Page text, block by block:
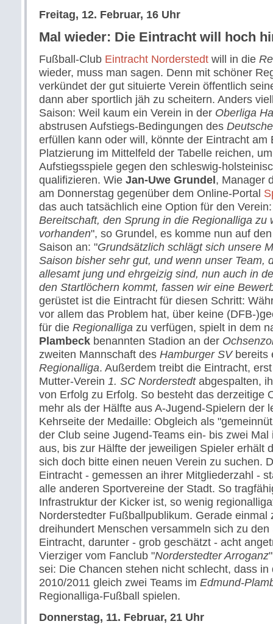
Freitag, 12. Februar, 16 Uhr
Mal wieder: Die Eintracht will hoch
Fußball-Club Eintracht Norderstedt will in die
wieder, muss man sagen. Denn mit schöner
verkündet der gut situierte Verein öffentlich
dann aber sportlich jäh zu scheitern. Anders
Saison: Weil kaum ein Verein in der Oberliga
abstrusen Aufstiegs-Bedingungen des
erfüllen kann oder will, könnte der Eintracht am
Platzierung im Mittelfeld der Tabelle reichen,
Aufstiegsspiele gegen den schleswig-
qualifizieren. Wie Jan-Uwe Grundel, Manager
am Donnerstag gegenüber dem Online-Portal
das auch tatsächlich eine Option für den
Bereitschaft, den Sprung in die Regionalliga zu
vorhanden", so Grundel, es komme nun auf
Saison an: "Grundsätzlich schlägt sich unsere
Saison bisher sehr gut, und wenn unser Team,
allesamt jung und ehrgeizig sind, nun auch in
den Startlöchern kommt, fassen wir eine
gerüstet ist die Eintracht für diesen Schritt:
vor allem das Problem hat, über keine (DFB-
für die Regionalliga zu verfügen, spielt in dem
Plambeck benannten Stadion an der
zweiten Mannschaft des Hamburger SVbereits
Regionalliga. Außerdem treibt die Eintracht,
Mutter-Verein 1. SC Norderstedtabgespalten,
von Erfolg zu Erfolg. So besteht das derzeitige
mehr als der Hälfte aus A-Jugend-Spielern der
Kehrseite der Medaille: Obgleich als
der Club seine Jugend-Teams ein- bis zwei
aus, bis zur Hälfte der jeweiligen Spieler erhält
sich doch bitte einen neuen Verein zu suchen.
Eintracht - gemessen an ihrer Mitgliederzahl -
alle anderen Sportvereine der Stadt. So
Infrastruktur der Kicker ist, so wenig
Norderstedter Fußballpublikum. Gerade einmal
dreihundert Menschen versammeln sich zu den
Eintracht, darunter - grob geschätzt - acht
Vierziger vom Fanclub "Norderstedter Arroganz
sei: Die Chancen stehen nicht schlecht, dass in
2010/2011 gleich zwei Teams im Edmund-
Regionalliga-Fußball spielen.
Donnerstag, 11. Februar, 21 Uhr